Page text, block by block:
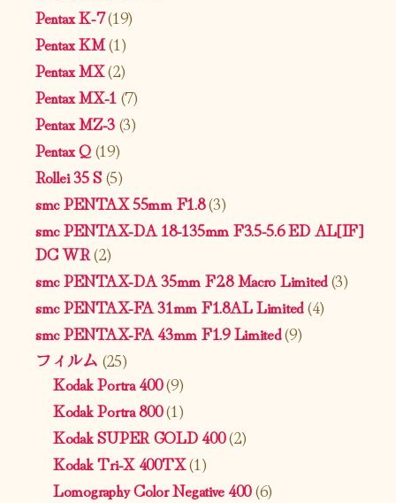
Pentax K-7(19)
Pentax KM(1)
Pentax MX(2)
Pentax MX-1 (7)
Pentax MZ-3(3)
Pentax Q(19)
Rollei 35 S(5)
smc PENTAX 55mm F1.8(3)
smc PENTAX-DA 18-135mm F3.5-5.6 ED AL[IF]
DC WR(2)
smc PENTAX-DA 35mm F2.8 Macro Limited(3)
smc PENTAX-FA 31mm F1.8AL Limited(4)
smc PENTAX-FA 43mm F1.9 Limited(9)
フィルム (25)
Kodak Portra 400(9)
Kodak Portra 800(1)
Kodak SUPER GOLD 400(2)
Kodak Tri-X 400TX(1)
Lomography Color Negative 400(6)